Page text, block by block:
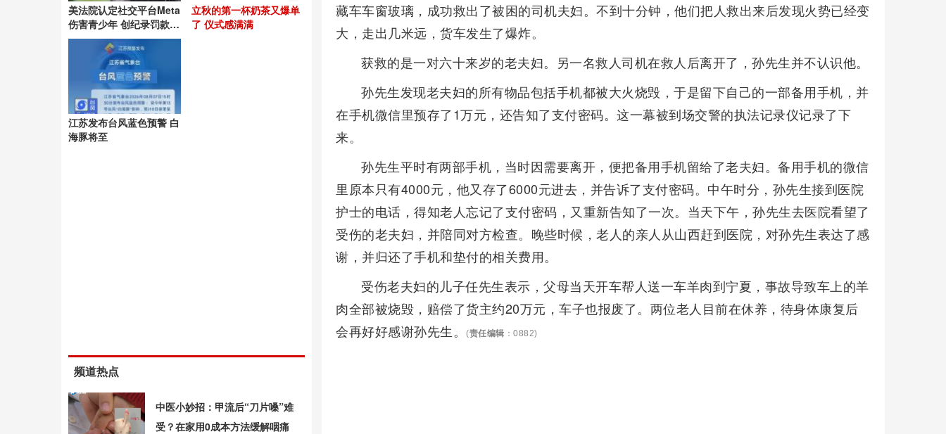
藏车车窗玻璃，成功救出了被困的司机夫妇。不到十分钟，他们把人救出来后发现火势已经变
大，走出几米远，货车发生了爆炸。
获救的是一对六十来岁的老夫妇。另一名救人司机在救人后离开了，孙先生并不认识他。
孙先生发现老夫妇的所有物品包括手机都被大火烧毁，于是留下自己的一部备用手机，并
在手机微信里预存了1万元，还告知了支付密码。这一幕被到场交警的执法记录仪记录了下
来。
孙先生平时有两部手机，当时因需要离开，便把备用手机留给了老夫妇。备用手机的微信
里原本只有4000元，他又存了6000元进去，并告诉了支付密码。中午时分，孙先生接到医院
护士的电话，得知老人忘记了支付密码，又重新告知了一次。当天下午，孙先生去医院看望了
受伤的老夫妇，并陪同对方检查。晚些时候，老人的亲人从山西赶到医院，对孙先生表达了感
谢，并归还了手机和垫付的相关费用。
受伤老夫妇的儿子任先生表示，父母当天开车帮人送一车羊肉到宁夏，事故导致车上的羊
肉全部被烧毁，赔偿了货主约20万元，车子也报废了。两位老人目前在休养，待身体康复后
会再好好感谢孙先生。
(责任编辑 ：0882)
美法院认定社交平台Meta
伤害青少年 创纪录罚款
9.42亿
立秋的第一杯奶茶又爆单
了 仪式感满满
江苏发布台风蓝色预警 白
海豚将至
频道热点
中医小妙招：甲流后“刀片嗓”难
受？在家用0成本方法缓解咽痛